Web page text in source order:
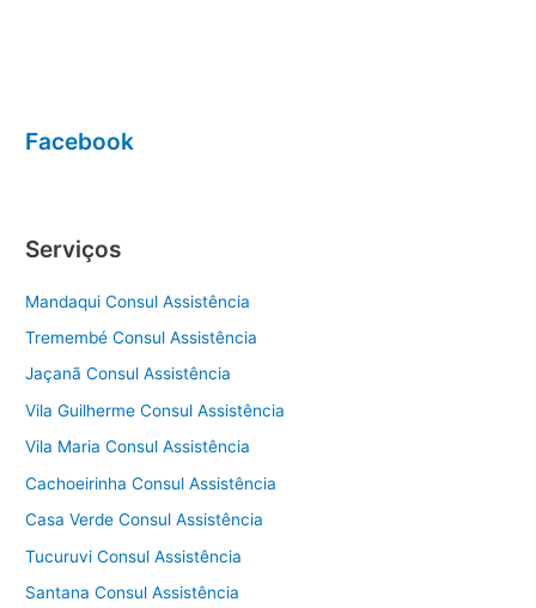
Facebook
Serviços
Mandaqui Consul Assistência
Tremembé Consul Assistência
Jaçanã Consul Assistência
Vila Guilherme Consul Assistência
Vila Maria Consul Assistência
Cachoeirinha Consul Assistência
Casa Verde Consul Assistência
Tucuruvi Consul Assistência
Santana Consul Assistência